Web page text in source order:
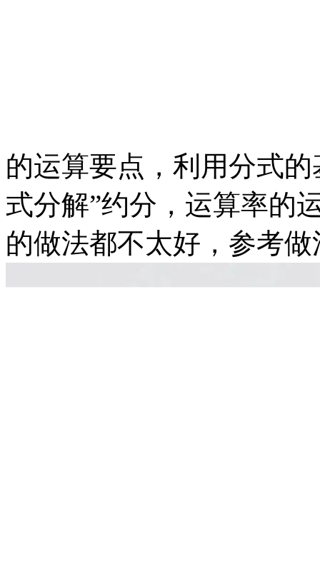
的运算要点，利用分式
式分解”约分，运算率的
的做法都不太好，参考